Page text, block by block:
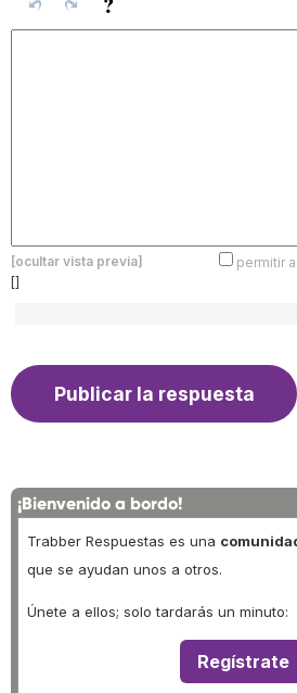
[ocultar vista previa]
permitir
[]
¡Bienvenido a bordo!
Trabber Respuestas es una
que se ayudan unos a otros.
Únete a ellos; solo tardarás un minuto:
Regístrate